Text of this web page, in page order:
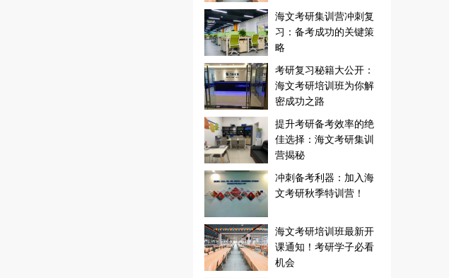
海文考研集训营冲刺复
习：备考成功的关键策
略
考研复习秘籍大公开：
海文考研培训班为你解
密成功之路
提升考研备考效率的绝
佳选择：海文考研集训
营揭秘
冲刺备考利器：加入海
文考研秋季特训营！
海文考研培训班最新开
课通知！考研学子必看
机会